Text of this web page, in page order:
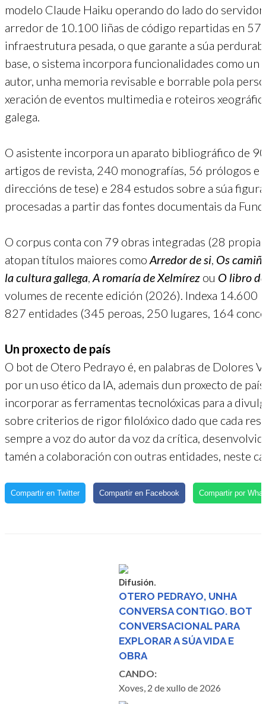
modelo Claude Haiku operando do lado do
arredor de 10.100 liñas de código repartidas en
infraestrutura pesada, o que garante a súa
base, o sistema incorpora funcionalidades como
autor, unha memoria revisable e borrable pola
xeración de eventos multimedia e roteiros
galega.
O asistente incorpora un aparato bibliográfico de
artigos de revista, 240 monografías, 56 prólogos e
direccións de tese) e 284 estudos sobre a súa
procesadas a partir das fontes documentais da
O corpus conta con 79 obras integradas (28
atopan títulos maiores como Arredor de si, Os
la cultura gallega, A romaría de Xelmírez ou O libro
volumes de recente edición (2026). Indexa 14.600
827 entidades (345 peroas, 250 lugares, 164
Un proxecto de país
O bot de Otero Pedrayo é, en palabras de Dolores
por un uso ético da IA, ademais dun proxecto de
incorporar as ferramentas tecnolóxicas para a
sobre criterios de rigor filolóxico dado que cada
sempre a voz do autor da voz da crítica,
tamén a colaboración con outras entidades, neste
Compartir en Twitter Compartir en Facebook Compartir por
Difusión.
OTERO PEDRAYO, UNHA
CONVERSA CONTIGO. BOT
CONVERSACIONAL PARA
EXPLORAR A SÚA VIDA E
OBRA
CANDO:
Xoves, 2 de xullo de 2026